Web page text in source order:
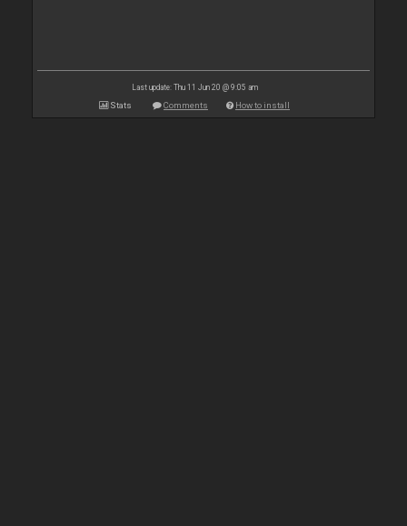
Last update: Thu 11 Jun 20 @ 9:05 am
Stats Comments How to install